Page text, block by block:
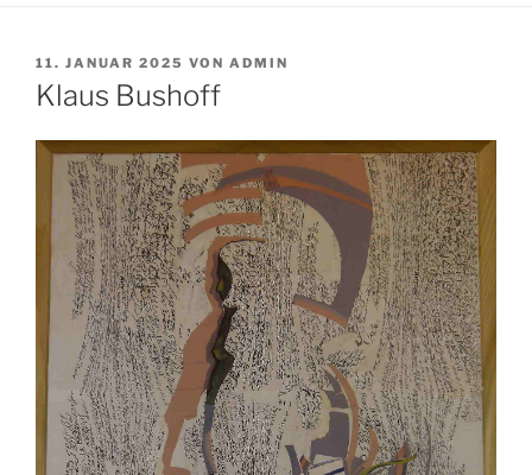
VERÖFFENTLICHT
AM
11. JANUAR 2025 VON ADMIN
Klaus Bushoff